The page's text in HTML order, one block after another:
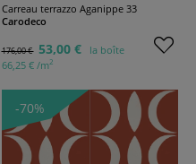
Carreau terrazzo Aganippe 33
Carodeco
176,00 € 53,00 €
la boîte
66,25 € /m2
-70%